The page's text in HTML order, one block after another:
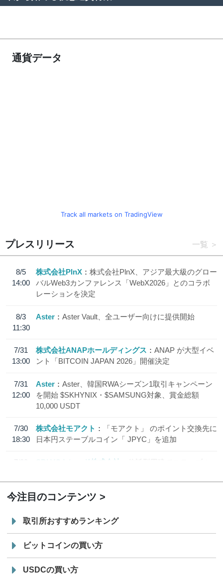
通貨データ
Track all markets on TradingView
プレスリリース 一覧
8/5
14:00
株式会社PlnX
株式会社PlnX、アジア最大級のグロー
バルWeb3カンファレンス「WebX2026」とのコラボ
レーションを決定
8/3
11:30
Aster Aster Vault、全ユーザー向けに提供開始
7/31
13:00
株式会社ANAPホールディングス
ANAP が大型イベ
ント「BITCOIN JAPAN 2026」開催決定
7/31
12:00
Aster
Aster、韓国RWAシーズン1取引キャンペーン
を開始 $SKHYNIX・$SAMSUNG対象、賞金総額
10,000 USDT
7/30
18:30
株式会社モアクト
「モアクト」 のポイント交換先に
日本円ステーブルコイン「 JPYC」を追加
7/29
SBI VCトレード株式会社
信託型円建てステーブル
今注目のコンテンツ
取引所おすすめランキング
ビットコインの買い方
USDCの買い方